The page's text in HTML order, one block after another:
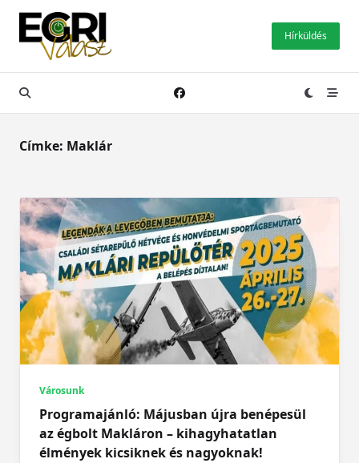
Skip
content
Hírküldés
Címke: Maklár
Városunk
Programajánló: Májusban újra benépesül
az égbolt Makláron – kihagyhatatlan
élmények kicsiknek és nagyoknak!